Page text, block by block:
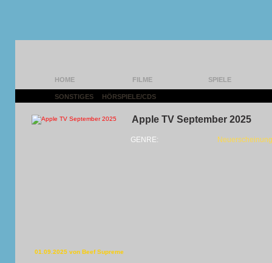
HOME FILME SPIELE
SONSTIGES HÖRSPIELE/CDS
Apple TV September 2025
GENRE:
01.09.2025 von Beef Supreme